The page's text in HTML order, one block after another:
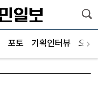
포토 기획인터뷰 오피